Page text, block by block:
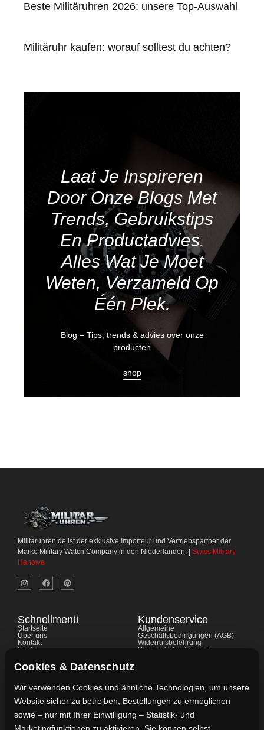
Beste Militäruhren 2026: unsere Top-Auswahl
Militäruhr kaufen: worauf solltest du achten?
Laat Je Inspireren
Door Onze Blogs Met
Trends, Gebruikstips
En Productadvies.
Alles Wat Je Moet
Weten, Verzameld Op
Één Plek.
Blog – Tips, trends & advies over onze
producten
shop
Militaruhren.de ist der exklusive Importeur und Vertriebspartner der
Marke Military Watch Company in den Niederlanden. | Swiss Military
Hanowa
Schnellmenü
Startseite
Über uns
Kontakt
Konto
FAQ's
Kundenservice
Allgemeine
Geschäftsbedingungen (AGB)
Widerrufsbelehrung
Datenschutzerklärung
Kontaktdaten
Vertreten durch:
Cookies & Datenschutz
Wir verwenden Cookies und ähnliche Technologien, um unsere
Website sicher zu betreiben, Bestellungen zu ermöglichen
sowie – nur mit Ihrer Einwilligung – Statistik- und